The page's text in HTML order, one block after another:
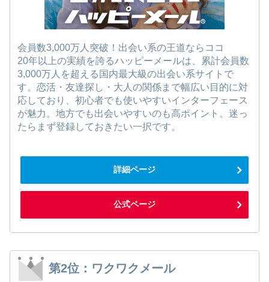
会員数3,000万人突破！出会い系の王道ならココ
20年以上の実績を誇るハッピーメールは、累計会員数
3,000万人を超える国内最大級の出会い系サイトで
す。恋活・友達探し・大人の関係まで幅広い目的に対
応しており、初心者でも使いやすいインターフェース
が魅力。地方でも出会いやすいのも高ポイント。迷っ
たらまず登録しておきたい一択です。
詳細ページ
公式ページ
第2位：ワクワクメール